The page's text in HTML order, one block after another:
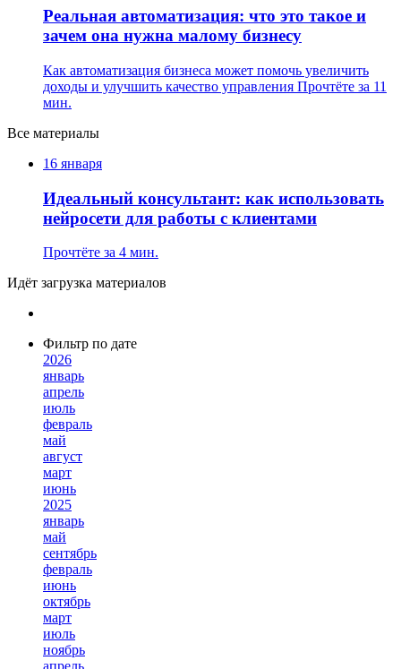
Реальная автоматизация: что это такое и
зачем она нужна малому бизнесу
Как автоматизация бизнеса может помочь увеличить
доходы и улучшить качество управления Прочтёте за 11
мин.
Все материалы
16 января
Идеальный консультант: как использовать
нейросети для работы с клиентами
Прочтёте за 4 мин.
Идёт загрузка материалов
Фильтр по дате
2026
январь
апрель
июль
февраль
май
август
март
июнь
2025
январь
май
сентябрь
февраль
июнь
октябрь
март
июль
ноябрь